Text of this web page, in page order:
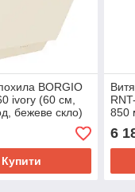
BORGIO
ivory (60 см,
бежеве скло)
Купити
850
6